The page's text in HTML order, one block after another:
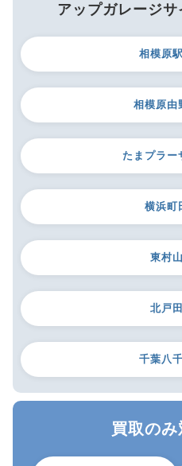
アップガレージ
相模原
相模原由
たまプラー
横浜町
東村
北戸
千葉八
買取の